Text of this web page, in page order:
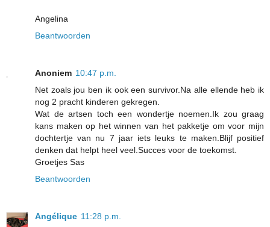
Angelina
Beantwoorden
Anoniem 10:47 p.m.
Net zoals jou ben ik ook een survivor.Na alle ellende heb ik
nog 2 pracht kinderen gekregen.
Wat de artsen toch een wondertje noemen.Ik zou graag
kans maken op het winnen van het pakketje om voor mijn
dochtertje van nu 7 jaar iets leuks te maken.Blijf positief
denken dat helpt heel veel.Succes voor de toekomst.
Groetjes Sas
Beantwoorden
Angélique 11:28 p.m.